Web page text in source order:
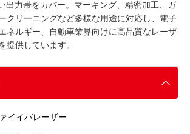
出力帯をカバー。マーキング、精密加工、ガ
クリーニングなど多様な用途に対応し、電子
ネルギー、自動車業界向けに高品質なレーザ
提供しています。
イイバレーザー